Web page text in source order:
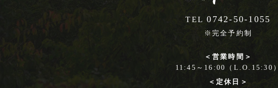
TEL0742-50-1055
※完全予約制
＜営業時間＞
11:45～16:00（L.O.15:30）
＜定休日＞